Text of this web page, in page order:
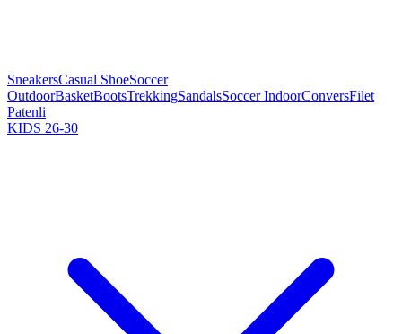
SneakersCasual ShoeSoccer
OutdoorBasketBootsTrekkingSandalsSoccer IndoorConversFilet
Patenli
KIDS 26-30